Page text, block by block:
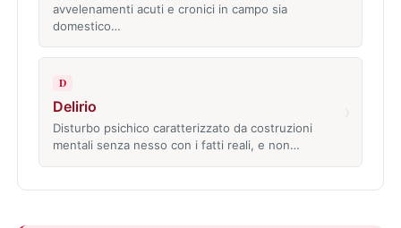
avvelenamenti acuti e cronici in campo sia
domestico…
D
Delirio
Disturbo psichico caratterizzato da costruzioni
mentali senza nesso con i fatti reali, e non…